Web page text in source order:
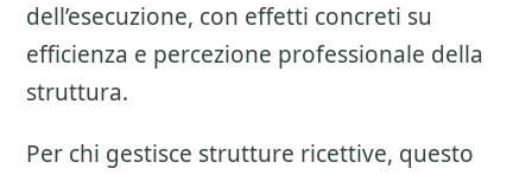
dell’esecuzione, con effetti concreti su
efficienza e percezione professionale della
struttura.
Per chi gestisce strutture ricettive, questo